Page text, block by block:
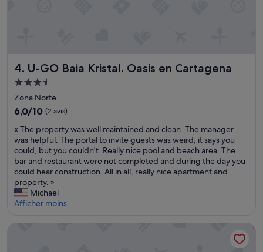
.
T
r
è
s
o
n
e
n
t
r
e
t
a
i
s
t
p
i
q
u
e
s
i
t
u
4. U-GO Baia Kristal. Oasis en Cartagena
U-GO Baia Kristal. Oasis en Cartagena
Hébergement
3.5 étoiles
Zona Norte
6.0
10,
(2 avis)
6,0/10 (2 avis)
«
T
h
e
p
r
o
p
« The property was well maintained and clean. The manager
was helpful. The portal to invite guests was weird, it says you
could, but you couldn't. Really nice pool and beach area. The
bar and restaurant were not completed and during the day you
could hear construction. All in all, really nice apartment and
property. »
Michael
Afficher moins